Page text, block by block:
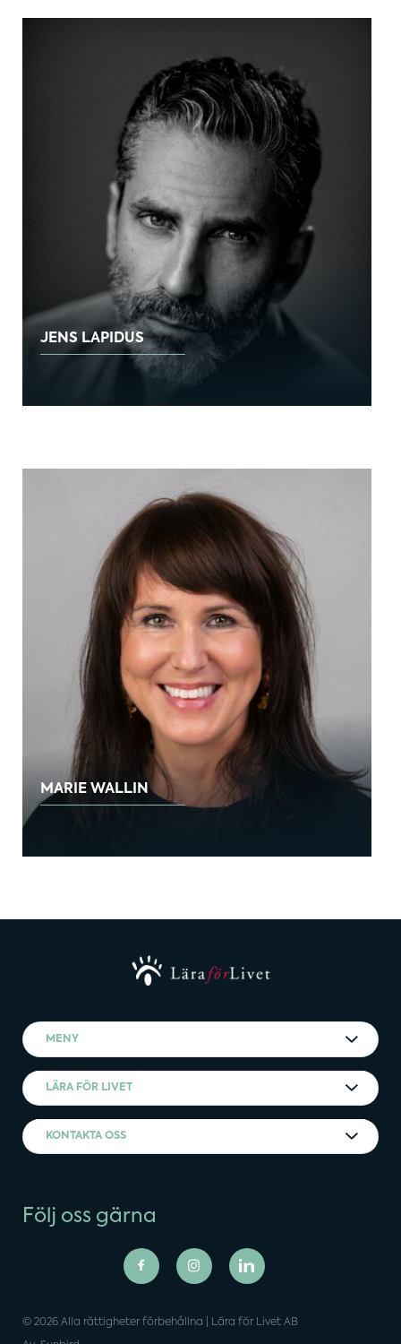
JENS LAPIDUS
MARIE WALLIN
MENY
LÄRA FÖR LIVET
KONTAKTA OSS
Följ oss gärna
© 2026 Alla rättigheter förbehållna | Lära för Livet AB